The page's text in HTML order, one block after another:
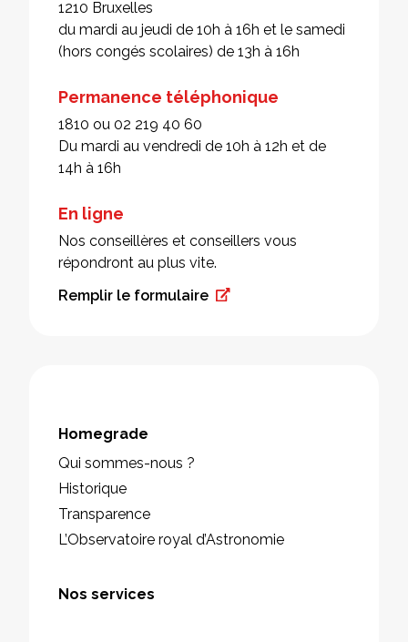
1210 Bruxelles
du mardi au jeudi de 10h à 16h et le samedi
(hors congés scolaires) de 13h à 16h
Permanence téléphonique
1810 ou 02 219 40 60
Du mardi au vendredi de 10h à 12h et de
14h à 16h
En ligne
Nos conseillères et conseillers vous
répondront au plus vite.
Remplir le formulaire
Homegrade
Qui sommes-nous ?
Historique
Transparence
L’Observatoire royal d’Astronomie
Nos services